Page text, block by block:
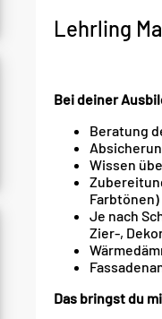
Lehrling
Bei deiner
Beratung
Wissen
Farbtönen)
Je nach
Zier-,
Das bringst du